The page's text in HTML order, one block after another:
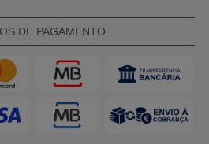
DE PAGAMENTO